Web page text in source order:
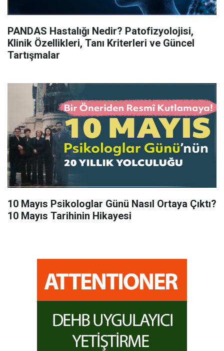
PANDAS Hastalığı Nedir? Patofizyolojisi,
Klinik Özellikleri, Tanı Kriterleri ve Güncel
Tartışmalar
10 Mayıs Psikologlar Günü Nasıl Ortaya Çıktı?
10 Mayıs Tarihinin Hikayesi